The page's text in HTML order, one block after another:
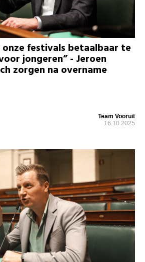
onze festivals betaalbaar te
jongeren” - Jeroen
zorgen na overname
Team Vooruit
16.10.2025